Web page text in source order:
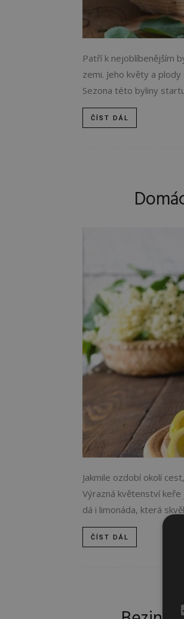
Patří k nejoblíbenějším
zemi. Jeho květy a
Sezona této byliny
ČÍST DÁL
Jakmile ozdobí okolí
Výrazná květenství
dá i limonáda, která
ČÍST DÁL